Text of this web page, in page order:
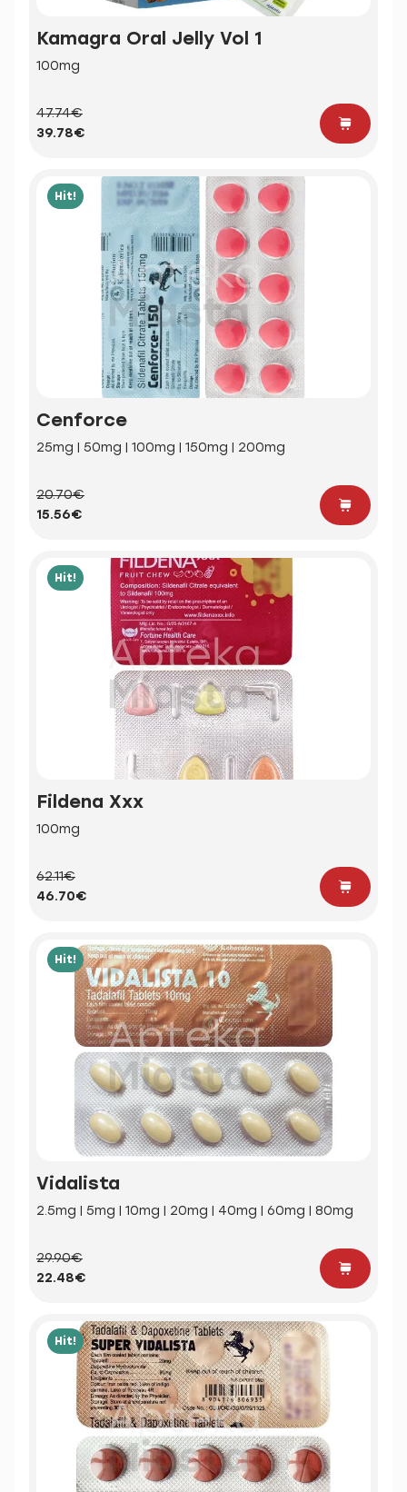
Kamagra Oral Jelly Vol 1
100mg
47.74€
39.78€
Hit!
Cenforce
25mg | 50mg | 100mg | 150mg | 200mg
20.70€
15.56€
Hit!
Fildena Xxx
100mg
62.11€
46.70€
Hit!
Vidalista
2.5mg | 5mg | 10mg | 20mg | 40mg | 60mg | 80mg
29.90€
22.48€
Hit!